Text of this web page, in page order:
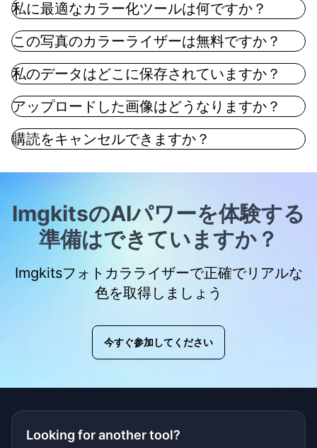
私に最適なカラー化ツールは何ですか？
この写真のカラーライザーは無料ですか？
私のデータはどこに保存されていますか？
アップロードした画像はどうなりますか？
購読をキャンセルできますか？
ImgkitsのAIパワーを体験する
準備はできていますか？
Imgkitsフォトカラライザーで正確でリアルな
色を取得しましょう
今すぐ参加してください
Looking for another tool?